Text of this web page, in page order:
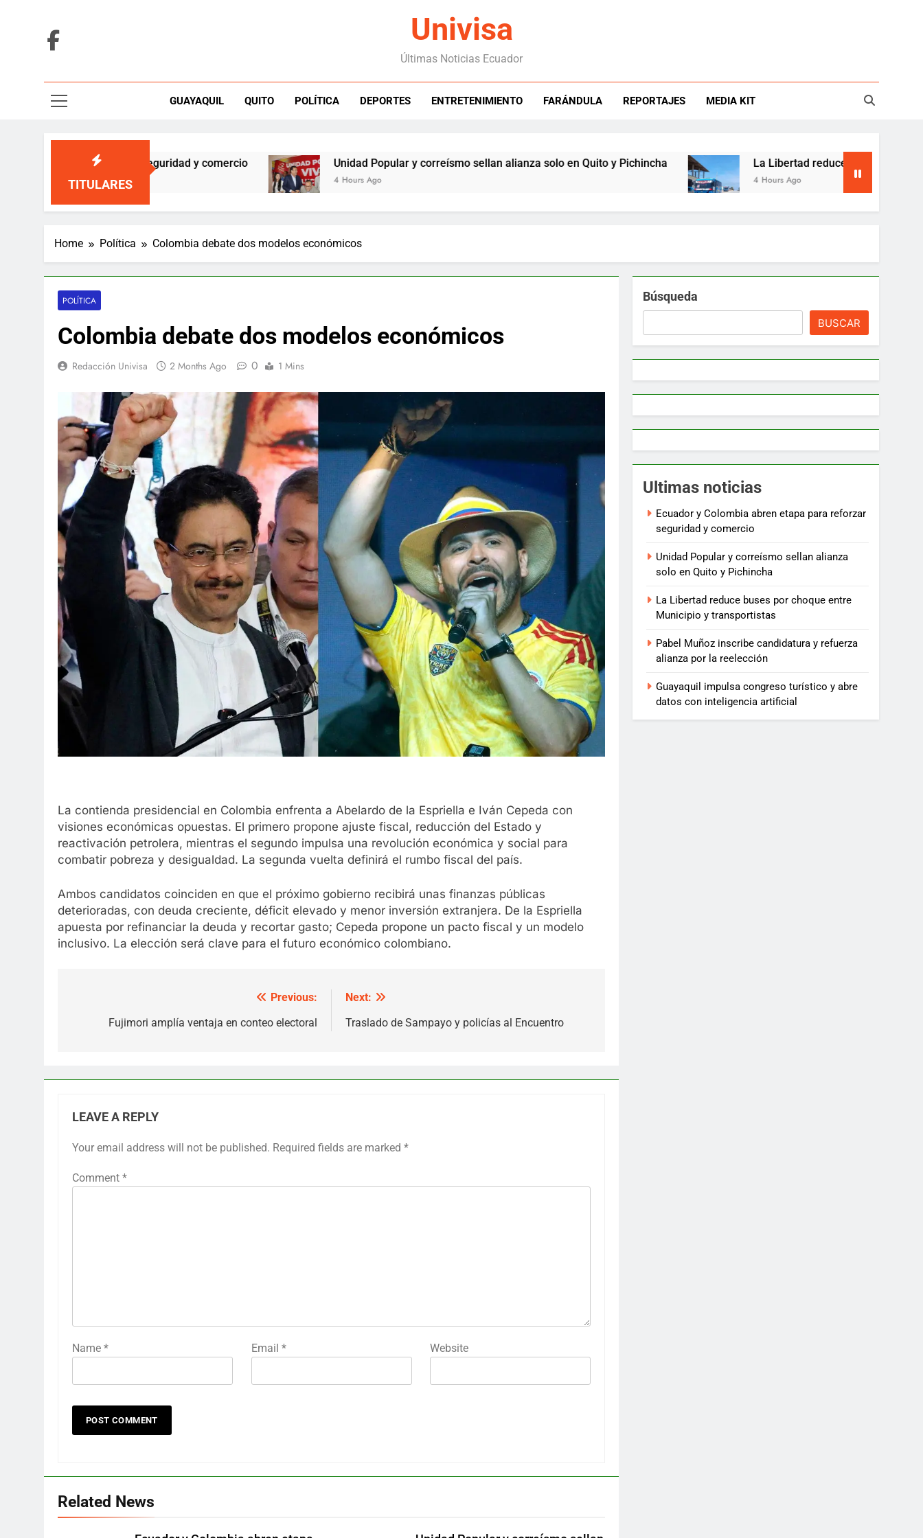
Univisa
Últimas Noticias Ecuador
GUAYAQUIL QUITO POLÍTICA DEPORTES ENTRETENIMIENTO FARÁNDULA REPORTAJES MEDIA KIT
TITULARES
para reforzar seguridad y comercio Unidad Popular y correísmo sellan alianza solo en Quito y Pichincha
4 Hours Ago
La Libertad reduce buses por choque entre
4 Hours Ago
Home Política Colombia debate dos modelos económicos
POLÍTICA
Colombia debate dos modelos económicos
Redacción Univisa 2 Months Ago 0 1 Mins
La contienda presidencial en Colombia enfrenta a Abelardo de la Espriella e Iván Cepeda con
visiones económicas opuestas. El primero propone ajuste fiscal, reducción del Estado y
reactivación petrolera, mientras el segundo impulsa una revolución económica y social para
combatir pobreza y desigualdad. La segunda vuelta definirá el rumbo fiscal del país.
Ambos candidatos coinciden en que el próximo gobierno recibirá unas finanzas públicas
deterioradas, con deuda creciente, déficit elevado y menor inversión extranjera. De la Espriella
apuesta por refinanciar la deuda y recortar gasto; Cepeda propone un pacto fiscal y un modelo
inclusivo. La elección será clave para el futuro económico colombiano.
navigation
Previous:
Fujimori amplía ventaja en conteo electoral
Next:
Traslado de Sampayo y policías al Encuentro
LEAVE A REPLY
Your email address will not be published. Required fields are marked *
Comment *
Name * Email * Website
Related News
Búsqueda
BUSCAR
Ultimas noticias
Ecuador y Colombia abren etapa para reforzar
seguridad y comercio
Unidad Popular y correísmo sellan alianza
solo en Quito y Pichincha
La Libertad reduce buses por choque entre
Municipio y transportistas
Pabel Muñoz inscribe candidatura y refuerza
alianza por la reelección
Guayaquil impulsa congreso turístico y abre
datos con inteligencia artificial